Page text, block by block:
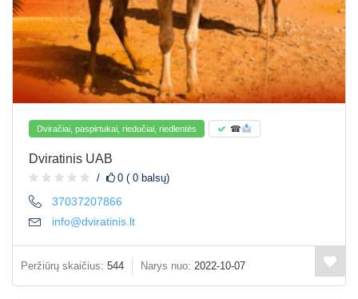
Dviračiai, paspirtukai, riedučiai, riedlentės ☎
Dviratinis UAB
0 ( 0 balsų)
37037207866
info@dviratinis.lt
Peržiūrų skaičius: 544 Narys nuo: 2022-10-07